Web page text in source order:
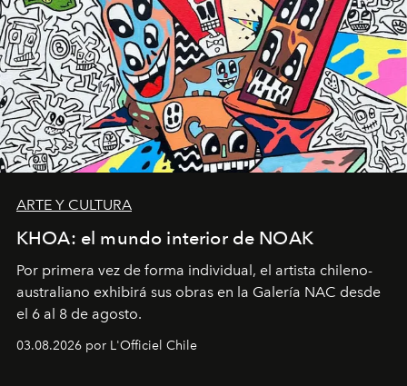
ARTE Y CULTURA
KHOA: el mundo interior de NOAK
Por primera vez de forma individual, el artista chileno-
australiano exhibirá sus obras en la Galería NAC desde
el 6 al 8 de agosto.
03.08.2026 por L'Officiel Chile